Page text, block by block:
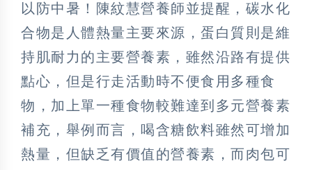
以防中暑！陳紋慧營養師並提醒，碳水化
合物是人體熱量主要來源，蛋白質則是維
持肌耐力的主要營養素，雖然沿路有提供
點心，但是行走活動時不便食用多種食
物，加上單一種食物較難達到多元營養素
補充，舉例而言，喝含糖飲料雖然可增加
熱量，但缺乏有價值的營養素，而肉包可